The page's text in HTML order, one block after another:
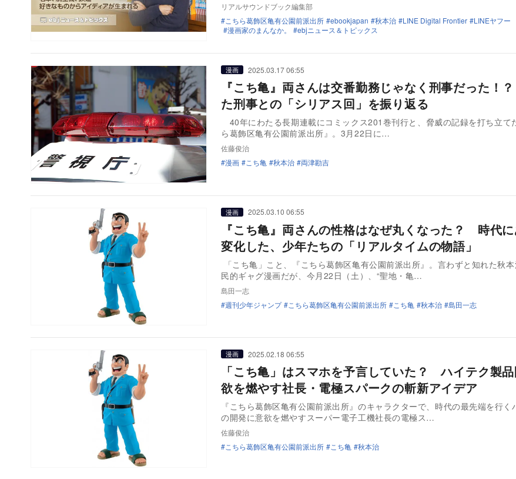
リアルサウンドブック編集部
こちら葛飾区亀有公園前派出所
ebookjapan 秋本治 LINE Digital Frontier
LINEヤフー
漫画家のまんなか。
ebjニュース＆トピックス
漫画 2025.03.17 06:55
『こち亀』両さんは交番勤務じゃなく刑事だった！
た刑事との「シリアス回」を振り返る
40年にわたる長期連載にコミックス201巻刊行と、脅威の記録を打ち立て
ら葛飾区亀有公園前派出所』。3月22日に…
佐藤俊治
漫画
こち亀 秋本治 両津勘吉
漫画 2025.03.10 06:55
『こち亀』両さんの性格はなぜ丸くなった？ 時代
変化した、少年たちの「リアルタイムの物語」
「こち亀」こと、『こちら葛飾区亀有公園前派出所』。言わずと知れた秋
民的ギャグ漫画だが、今月22日（土）、“聖地・亀…
島田一志
週刊少年ジャンプ
こちら葛飾区亀有公園前派出所 こち亀 秋本治 島田一志
漫画 2025.02.18 06:55
「こち亀」はスマホを予言していた？ ハイテク製
欲を燃やす社長・電極スパークの斬新アイデア
『こちら葛飾区亀有公園前派出所』のキャラクターで、時代の最先端を行く
の開発に意欲を燃やすスーパー電子工機社長の電極ス…
佐藤俊治
こちら葛飾区亀有公園前派出所
こち亀 秋本治